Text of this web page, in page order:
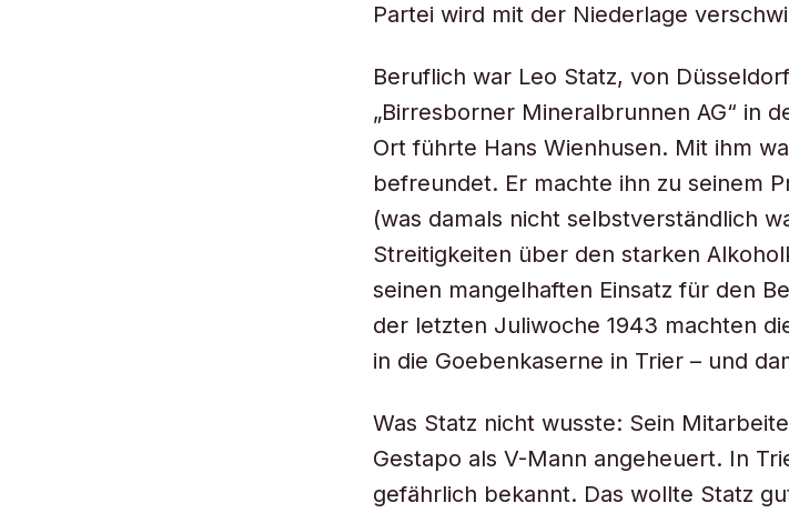
Partei wird mit der Niederlage
Beruflich war Leo Statz, von
„Birresborner Mineralbrunnen AG“ in
Ort führte Hans Wienhusen. Mit ihm
befreundet. Er machte ihn zu seinem
(was damals nicht selbstverständlich
Streitigkeiten über den starken
seinen mangelhaften Einsatz für den
der letzten Juliwoche 1943 machten
in die Goebenkaserne in Trier – und
Was Statz nicht wusste: Sein
Gestapo als V-Mann angeheuert. In
gefährlich bekannt. Das wollte Statz